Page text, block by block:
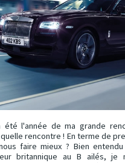
été l'année de ma grande
rencontre ! En terme de
faire mieux ? Bien
britannique au B ailés,